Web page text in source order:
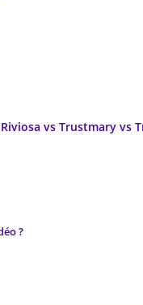
vs Trustmary vs
?